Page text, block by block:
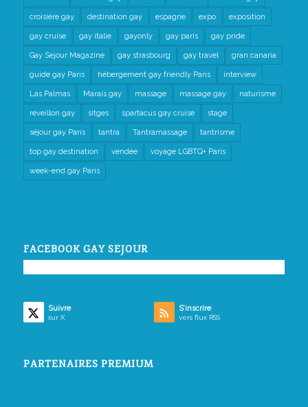
croisière gay destination gay espagne expo exposition
gay cruise gay italie gayonly gay paris gay pride
Gay Sejour Magazine gay strasbourg gay travel gran canaria
guide gay Paris hébergement gay friendly Paris interview
Las Palmas Marais gay massage massage gay naturisme
reveillon gay sitges spartacus gay cruise stage
séjour gay Paris tantra Tantramassage tantrisme
top gay destination vendée voyage LGBTQ+ Paris
week-end gay Paris
FACEBOOK GAY SEJOUR
Suivre
sur X
S’inscrire
vers flux RSS
PARTENAIRES PREMIUM